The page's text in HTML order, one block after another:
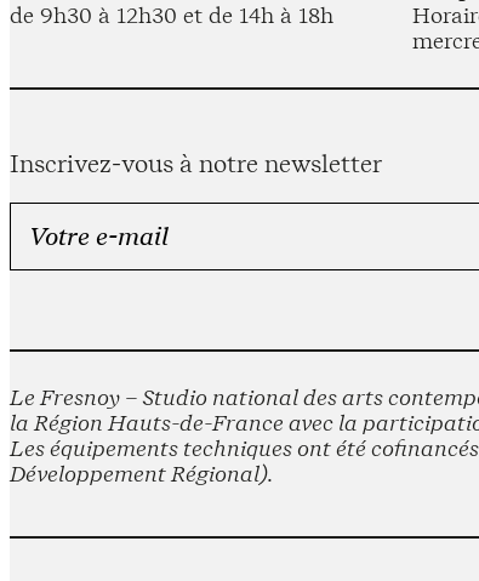
de 9h30 à 12h30 et de 14h à 18h
Inscrivez-vous à notre newsletter
Le Fresnoy – Studio national des arts
la Région Hauts-de-France avec la
Les équipements techniques ont été
Développement Régional).